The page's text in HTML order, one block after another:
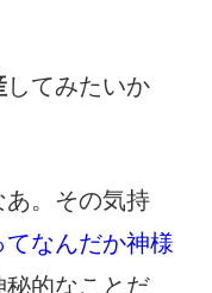
してみたいか
あ。その気持
なんだか神様
的なことだ